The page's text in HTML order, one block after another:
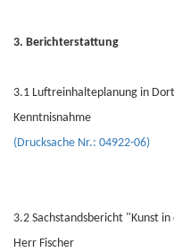
3. Berichterstattung
3.1 Luftreinhalteplanung in
Kenntnisnahme
(Drucksache Nr.: 04922-06)
3.2 Sachstandsbericht "Kunst
Herr Fischer